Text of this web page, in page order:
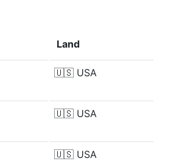
Land
🇺🇸 USA
🇺🇸 USA
🇺🇸 USA